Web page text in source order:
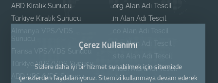
ABD Kiralık Sunucu
Türkiye Kiralık Sunucu
Almanya VPS/VDS
Sunucu
Fransa VPS/VDS Sunucu
Türkiye VPS/VDS Sunucu
ABD VPS/VDS Sunucu
.org Alan Adı Tescil
.in Alan Adı Tescil
.co Alan Adı Tescil
.pro Alan Adı Tescil
.site Alan Adı Tescil
.mobi Alan Adı Tescil
Çerez Kullanımı
Sizlere daha iyi bir hizmet sunabilmek için sitemizde
çerezlerden faydalanıyoruz. Sitemizi kullanmaya devam ederek